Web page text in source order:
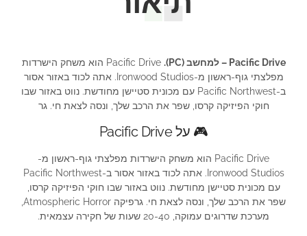
Pacific Drive – למחשב (PC).
Pacific Drive הוא משחק הישרדות
מפלצתי גוף-ראשון מ-Ironwood Studios. אתה לכוד באזור אסור
ב-Pacific Northwest עם מכונית סטיישן מחודשת. נווט באזור שבו
חוקי הפיזיקה קרסו, שפר את הרכב שלך, ונסה לצאת חי. גר
🎮 על Pacific Drive
Pacific Drive הוא משחק הישרדות מפלצתי גוף-ראשון מ-
Ironwood Studios. אתה לכוד באזור אסור ב-Pacific Northwest
עם מכונית סטיישן מחודשת. נווט באזור שבו חוקי הפיזיקה קרסו,
שפר את הרכב שלך, ונסה לצאת חי. גרפיקה Atmospheric Horror,
מערכת שדרוגים עמוקה, 20-40 שעות של חקירה עצמאית.